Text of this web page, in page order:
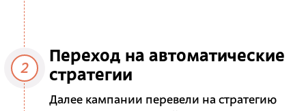
2
Переход на автоматические
стратегии
Далее кампании перевели на стратегию